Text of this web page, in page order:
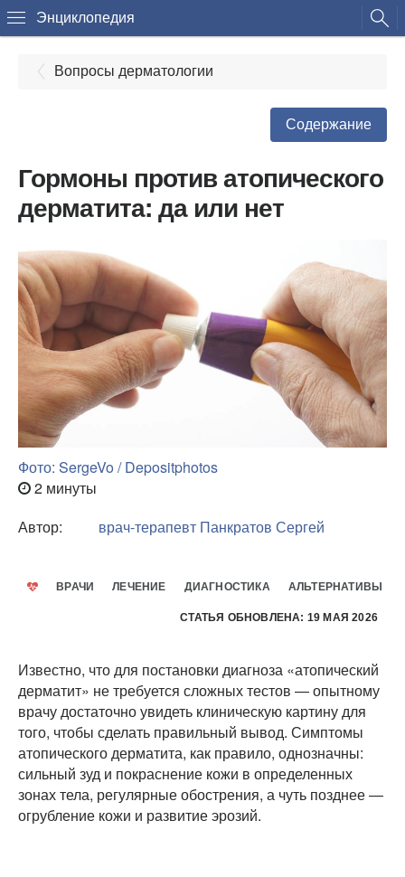
Энциклопедия
Вопросы дерматологии
Содержание
Гормоны против атопического
дерматита: да или нет
Фото: SergeVo / Depositphotos
2 минуты
Автор:
врач-терапевт Панкратов Сергей
ВРАЧИ ЛЕЧЕНИЕ ДИАГНОСТИКА АЛЬТЕРНАТИВЫ
СТАТЬЯ ОБНОВЛЕНА: 19 МАЯ 2026
Известно, что для постановки диагноза «атопический
дерматит» не требуется сложных тестов — опытному
врачу достаточно увидеть клиническую картину для
того, чтобы сделать правильный вывод. Симптомы
атопического дерматита, как правило, однозначны:
сильный зуд и покраснение кожи в определенных
зонах тела, регулярные обострения, а чуть позднее —
огрубление кожи и развитие эрозий.